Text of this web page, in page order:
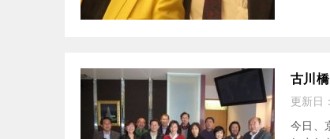
古川
更新日：
今日、